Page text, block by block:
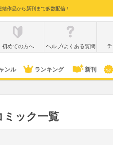
作品から新刊まで多数配信！
初めての方へ ヘルプ/よくある質問
ンル ランキング 新刊
ミック一覧